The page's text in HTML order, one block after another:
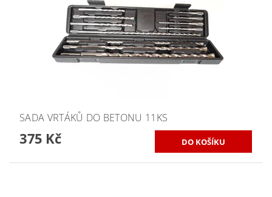
SADA VRTÁKŮ DO BETONU 11KS
375 Kč